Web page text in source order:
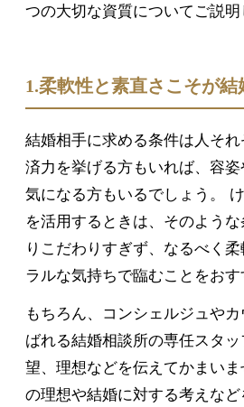
つの大切な資質についてご説明
1.柔軟性と素直さこそが結
結婚相手に求める条件は人そ
済力を挙げる方もいれば、容
気になる方もいるでしょう。
を活用するときは、そのよう
りこだわりすぎず、なるべく
ラルな気持ちで臨むことをおす
もちろん、コンシェルジュや
ばれる結婚相談所の専任スタ
望、理想などを伝えてかまい
の理想や結婚に対する考えな